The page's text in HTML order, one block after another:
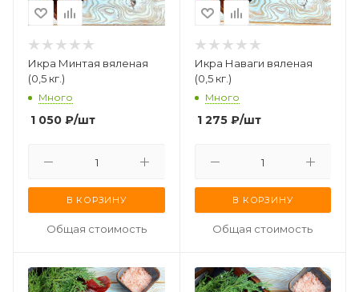
Икра Минтая вяленая
(0,5 кг.)
Много
1 050 ₽/шт
В КОРЗИНУ
Общая стоимость
Икра Наваги вяленая
(0,5 кг.)
Много
1 275₽/шт
В КОРЗИНУ
Общая стоимость